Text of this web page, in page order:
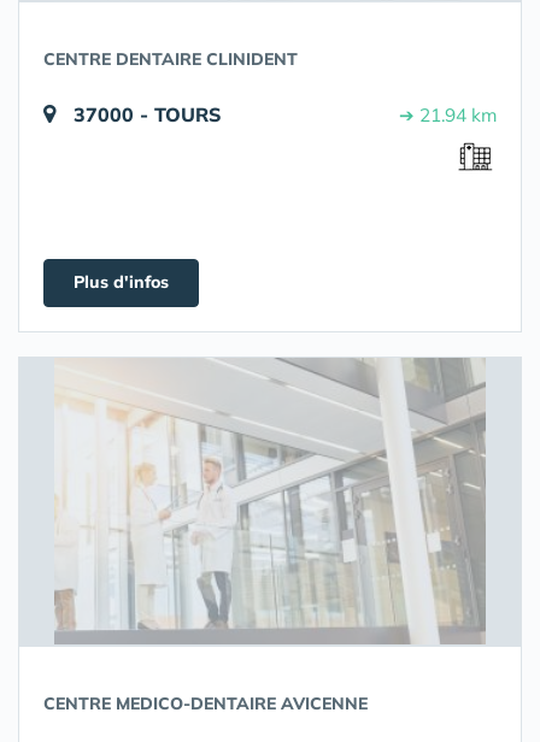
CENTRE DENTAIRE CLINIDENT
37000 - TOURS ➔ 21.94 km
Plus d'infos
CENTRE MEDICO-DENTAIRE AVICENNE